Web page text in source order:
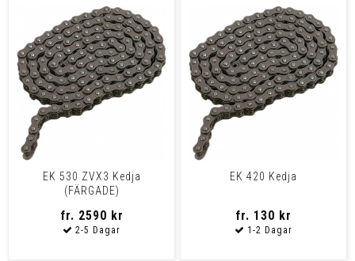
EK 530 ZVX3 Kedja
(FÄRGADE)
fr. 2590 kr
EK 420 Kedja
fr. 130 kr